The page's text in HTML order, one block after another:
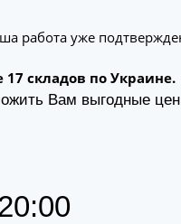
работа уже
складов по Украине.
Вам выгодные